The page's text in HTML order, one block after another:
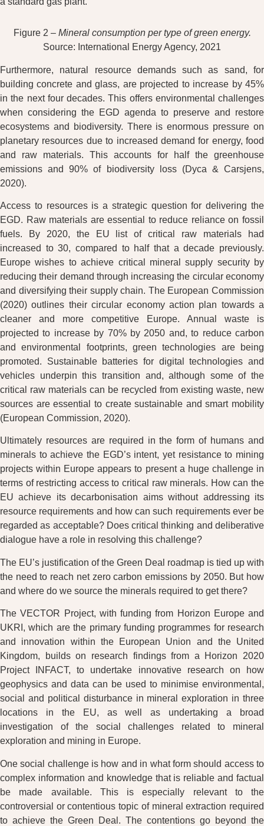
Figure 2 –Mineral consumption per type of green energy.
Source: International Energy Agency, 2021
Furthermore, natural resource demands such as sand, for
building concrete and glass, are projected to increase by 45%
in the next four decades. This offers environmental challenges
when considering the EGD agenda to preserve and restore
ecosystems and biodiversity. There is enormous pressure on
planetary resources due to increased demand for energy, food
and raw materials. This accounts for half the greenhouse
emissions and 90% of biodiversity loss (Dyca & Carsjens,
2020).
Access to resources is a strategic question for delivering the
EGD. Raw materials are essential to reduce reliance on fossil
fuels. By 2020, the EU list of critical raw materials had
increased to 30, compared to half that a decade previously.
Europe wishes to achieve critical mineral supply security by
reducing their demand through increasing the circular economy
and diversifying their supply chain. The European Commission
(2020) outlines their circular economy action plan towards a
cleaner and more competitive Europe. Annual waste is
projected to increase by 70% by 2050 and, to reduce carbon
and environmental footprints, green technologies are being
promoted. Sustainable batteries for digital technologies and
vehicles underpin this transition and, although some of the
critical raw materials can be recycled from existing waste, new
sources are essential to create sustainable and smart mobility
(European Commission, 2020).
Ultimately resources are required in the form of humans and
minerals to achieve the EGD’s intent, yet resistance to mining
projects within Europe appears to present a huge challenge in
terms of restricting access to critical raw minerals. How can the
EU achieve its decarbonisation aims without addressing its
resource requirements and how can such requirements ever be
regarded as acceptable? Does critical thinking and deliberative
dialogue have a role in resolving this challenge?
The EU’s justification of the Green Deal roadmap is tied up with
the need to reach net zero carbon emissions by 2050. But how
and where do we source the minerals required to get there?
The VECTOR Project, with funding from Horizon Europe and
UKRI, which are the primary funding programmes for research
and innovation within the European Union and the United
Kingdom, builds on research findings from a Horizon 2020
Project INFACT, to undertake innovative research on how
geophysics and data can be used to minimise environmental,
social and political disturbance in mineral exploration in three
locations in the EU, as well as undertaking a broad
investigation of the social challenges related to mineral
exploration and mining in Europe.
One social challenge is how and in what form should access to
complex information and knowledge that is reliable and factual
be made available. This is especially relevant to the
controversial or contentious topic of mineral extraction required
to achieve the Green Deal. The contentions go beyond the